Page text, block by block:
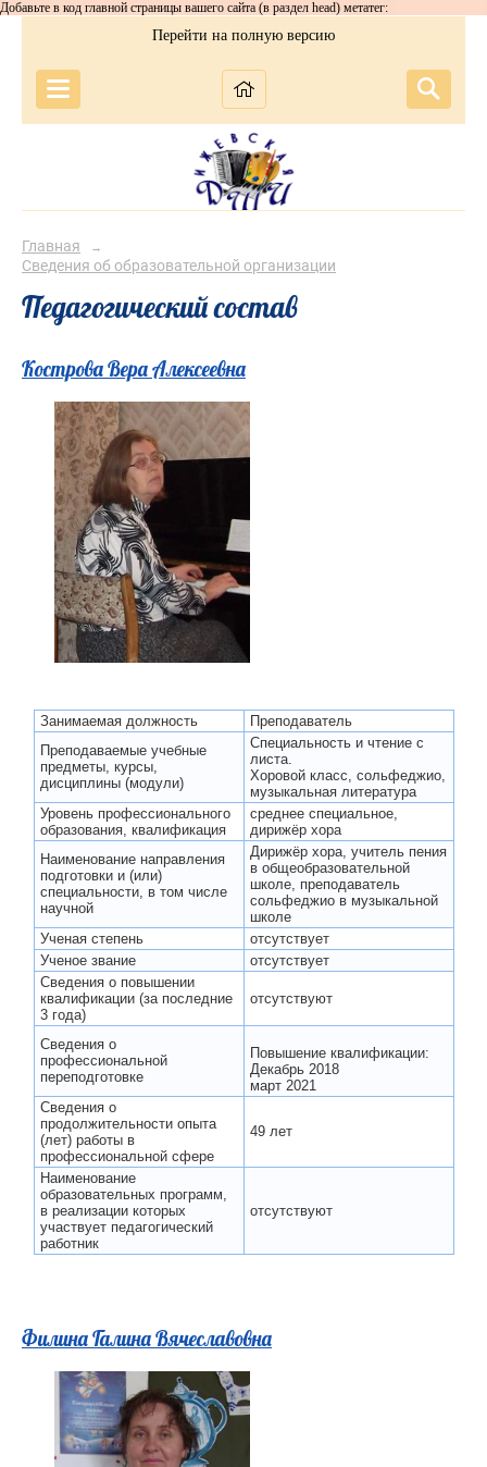
Добавьте в код главной страницы вашего сайта (в раздел head) метатег:
Перейти на полную версию
Главная →
Сведения об образовательной организации
Педагогический состав
Кострова Вера Алексеевна
Занимаемая должность
Преподаватель
Преподаваемые учебные
предметы, курсы,
дисциплины (модули)
Специальность и чтение с
листа.
Хоровой класс, сольфеджио,
музыкальная литература
Уровень профессионального
образования, квалификация
среднее специальное,
дирижёр хора
Наименование направления
подготовки и (или)
специальности, в том числе
научной
Дирижёр хора, учитель пения
в общеобразовательной
школе, преподаватель
сольфеджио в музыкальной
школе
Ученая степень
отсутствует
Ученое звание
отсутствует
Сведения о повышении
квалификации (за последние
3 года)
отсутствуют
Сведения о
профессиональной
переподготовке
Повышение квалификации:
Декабрь 2018
март 2021
Сведения о
продолжительности опыта
(лет) работы в
профессиональной сфере
49 лет
Наименование
образовательных программ,
в реализации которых
участвует педагогический
работник
отсутствуют
Филина Галина Вячеславовна